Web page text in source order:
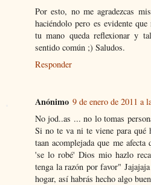
Por esto, no me agradezcas
haciéndolo pero es evidente
tu mano queda reflexionar y
sentido común ;) Saludos.
Responder
Anónimo 9 de enero de 2011 a
No jod..as ... no lo tomas
Si no te va ni te viene para qué
taan acomplejada que me
'se lo robé' Dios mio hazlo
tenga la razón por favor"
hogar, así habrás hecho algo